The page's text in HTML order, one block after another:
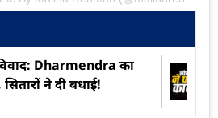
Dharmendra का
सितारों ने दी बधाई!